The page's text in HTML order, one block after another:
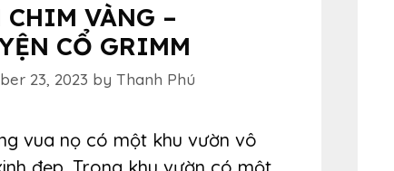
CHIM VÀNG –
CỔ GRIMM
23, 2023 by Thanh Phú
vua nọ có một khu vườn vô